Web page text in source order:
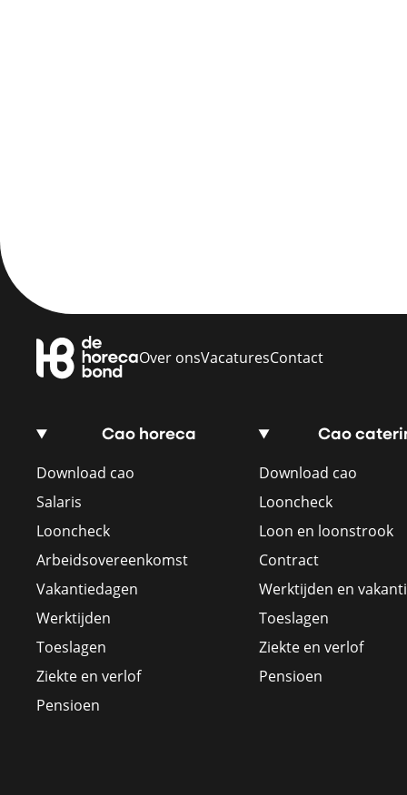
Over onsVacaturesContact
Cao horeca
Download cao
Salaris
Looncheck
Arbeidsovereenkomst
Vakantiedagen
Werktijden
Toeslagen
Ziekte en verlof
Pensioen
Cao
Download cao
Looncheck
Loon en loonstrook
Contract
Werktijden en
Toeslagen
Ziekte en verlof
Pensioen